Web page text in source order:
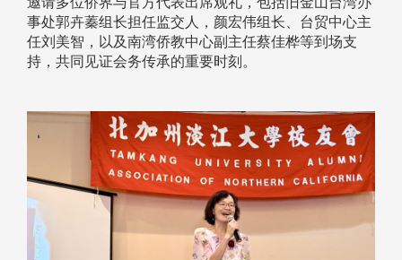
事处郭卉蓁组长担任监交人，颜宏伟组长、台贸中心主
任刘美智，以及南湾侨教中心副主任蔡佳桦等到场支
持，共同见证会务传承的重要时刻。